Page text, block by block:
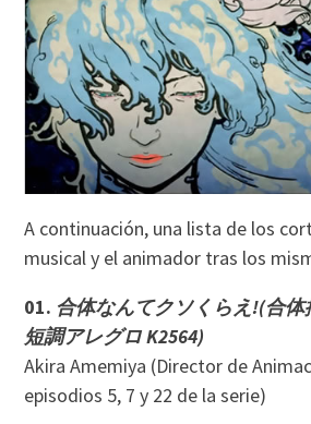
A continuación, una lista de los
musical y el animador tras los
01. 合体なんてクソくらえ!(合
短調アレグロ K2564)
Akira Amemiya (Director de
episodios 5, 7 y 22 de la serie)